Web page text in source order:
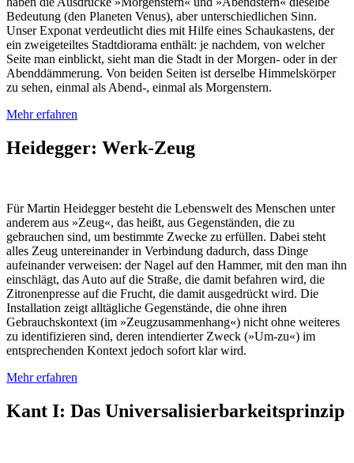
Be­deu­tung (den Planeten Venus), aber unterschiedlichen Sinn.
Unser Exponat ver­deut­licht dies mit Hilfe eines Schaukastens, der
ein zweigeteiltes Stadtdiorama enthält: je nachdem, von welcher
Seite man einblickt, sieht man die Stadt in der Morgen- oder in der
Abenddämmerung. Von beiden Seiten ist derselbe Himmelskörper
zu sehen, einmal als Abend-, einmal als Morgenstern.
Mehr erfahren
Heidegger: Werk-Zeug
Für Martin Heidegger besteht die Lebenswelt des Menschen unter
anderem aus »Zeug«, das heißt, aus Gegenständen, die zu
gebrauchen sind, um bestimmte Zwecke zu erfüllen. Dabei steht
alles Zeug untereinander in Verbindung dadurch, dass Dinge
aufeinander verweisen: der Nagel auf den Hammer, mit den man ihn
einschlägt, das Auto auf die Straße, die damit befahren wird, die
Zitronenpresse auf die Frucht, die damit ausgedrückt wird. Die
Installation zeigt alltägliche Gegenstände, die ohne ihren
Gebrauchskontext (im »Zeug­zu­sam­men­hang«) nicht ohne weiteres
zu iden­ti­fi­zie­ren sind, deren intendierter Zweck (»Um-zu«) im
entsprechenden Kontext jedoch sofort klar wird.
Mehr erfahren
Kant I: Das Universalisierbarkeitsprinzip